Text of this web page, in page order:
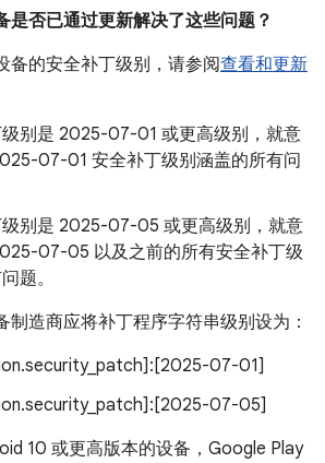
是否已通过更新解决了这些问题？
备的安全补丁级别，请参阅查看和更新
别是 2025-07-01 或更高级别，就意
07-01 安全补丁级别涵盖的所有问
别是 2025-07-05 或更高级别，就意
07-05 以及之前的所有安全补丁级
题。
制造商应将补丁程序字符串级别设为：
07-01]
07-05]
10 或更高版本的设备，Google Play